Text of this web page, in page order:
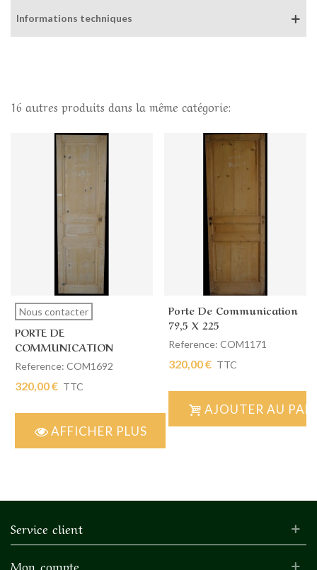
Informations techniques
16 autres produits dans la même catégorie:
Nous contacter
PORTE DE
COMMUNICATION
SIMPLE 59 X 198
Reference: COM1692
320,00 € TTC
AFFICHER PLUS
Porte De Communication
79,5 X 225
Reference: COM1171
320,00 € TTC
AJOUTER AU
Service client
Mon compte